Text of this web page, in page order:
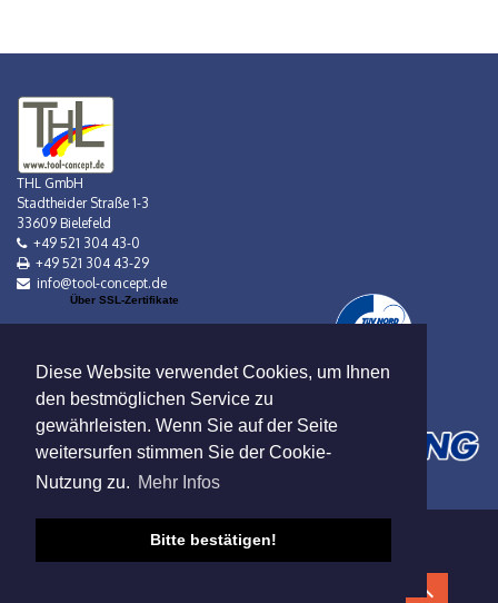
Diese Website verwendet Cookies, um Ihnen
den bestmöglichen Service zu
gewährleisten. Wenn Sie auf der Seite
weitersurfen stimmen Sie der Cookie-
Nutzung zu. Mehr Infos
Bitte bestätigen!
THL GmbH
Stadtheider Straße 1-3
33609 Bielefeld
+49 521 304 43-0
+49 521 304 43-29
info@tool-concept.de
Über SSL-Zertifikate
Verkauf nur an Gewerbebetreibende!
Datenschutz|AGB|Impressum|Mietbedingungen
expand_less